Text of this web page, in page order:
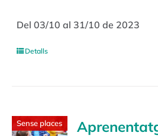
Del 03/10 al 31/10 de 2023
Detalls
Sense places